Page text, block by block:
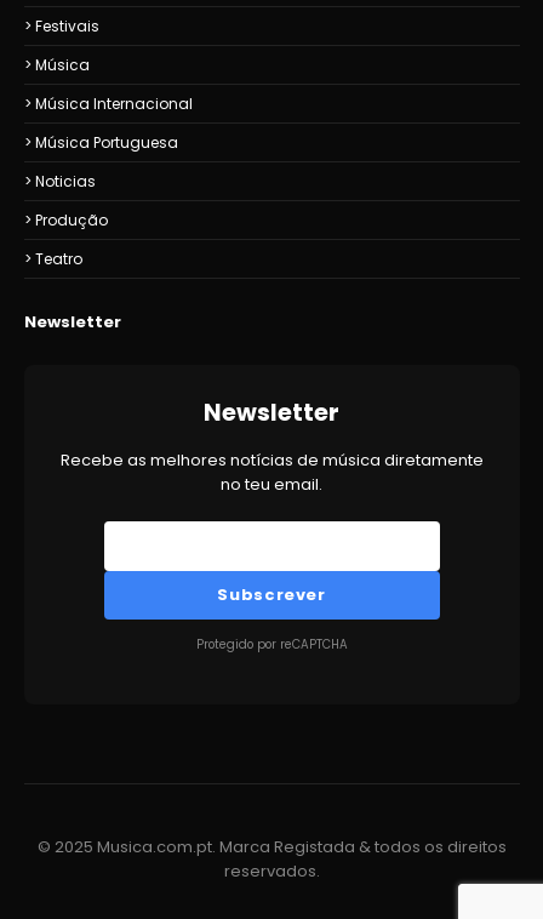
Festivais
Música
Música Internacional
Música Portuguesa
Noticias
Produção
Teatro
Newsletter
Newsletter
Recebe as melhores notícias de música diretamente
no teu email.
Subscrever
Protegido por reCAPTCHA
© 2025 Musica.com.pt. Marca Registada & todos os direitos
reservados.